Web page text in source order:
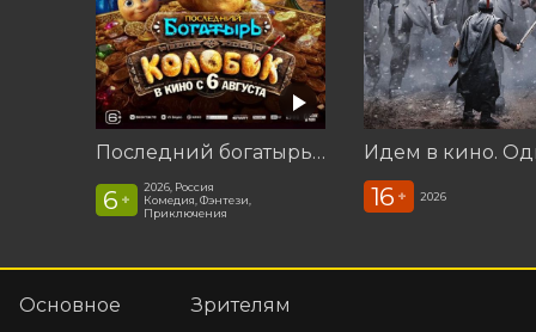
Последний богатырь. Колобок
6 +
2026, Россия
Комедия, Фэнтези,
Приключения
Идем в кино.
16 + 2026
Основное
Зрителям